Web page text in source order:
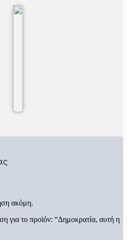
ακόμη.
για το προϊόν: “Δημοκρατία, αυτή η